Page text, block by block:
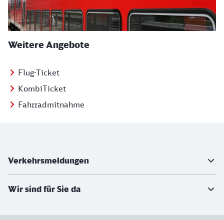
Weitere Angebote
Flug-Ticket
KombiTicket
Fahrradmitnahme
Verkehrsmeldungen
Wir sind für Sie da